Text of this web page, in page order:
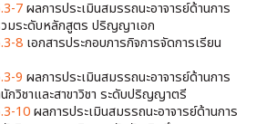
7ผลการประเมินสมรรถนะอาจารย์ด้านการ
วมระดับหลักสูตร ปริญญาเอก
8 เอกสารประกอบภารกิจการจัดการเรียน
9 ผลการประเมินสมรรถนะอาจารย์ด้านการ
กวิชาและสาขาวิชา ระดับปริญญาตรี
10ผลการประเมินสมรรถนะอาจารย์ด้านการ